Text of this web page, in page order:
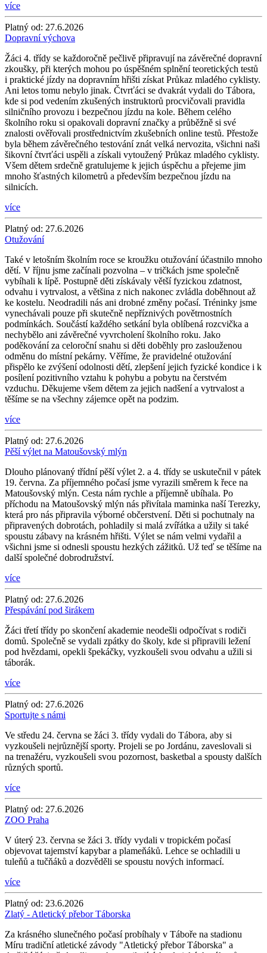
více
Platný od: 27.6.2026
Dopravní výchova
Žáci 4. třídy se každoročně pečlivě připravují na závěrečné dopravní
zkoušky, při kterých mohou po úspěšném splnění teoretických testů
i praktické jízdy na dopravním hřišti získat Průkaz mladého cyklisty.
Ani letos tomu nebylo jinak. Čtvrťáci se dvakrát vydali do Tábora,
kde si pod vedením zkušených instruktorů procvičovali pravidla
silničního provozu i bezpečnou jízdu na kole. Během celého
školního roku si opakovali dopravní značky a průběžně si své
znalosti ověřovali prostřednictvím zkušebních online testů. Přestože
byla během závěrečného testování znát velká nervozita, všichni naši
šikovní čtvrťáci uspěli a získali vytoužený Průkaz mladého cyklisty.
Všem dětem srdečně gratulujeme k jejich úspěchu a přejeme jim
mnoho šťastných kilometrů a především bezpečnou jízdu na
silnicích.
více
Platný od: 27.6.2026
Otužování
Také v letošním školním roce se kroužku otužování účastnilo mnoho
dětí. V říjnu jsme začínali pozvolna – v tričkách jsme společně
vybíhali k lípě. Postupně děti získávaly větší fyzickou zdatnost,
odvahu i vytrvalost, a většina z nich nakonec zvládla doběhnout až
ke kostelu. Neodradili nás ani drobné změny počasí. Tréninky jsme
vynechávali pouze při skutečně nepříznivých povětrnostních
podmínkách. Součástí každého setkání byla oblíbená rozcvička a
nechybělo ani závěrečné vyvrcholení školního roku. Jako
poděkování za celoroční snahu si děti doběhly pro zaslouženou
odměnu do místní pekárny. Věříme, že pravidelné otužování
přispělo ke zvýšení odolnosti dětí, zlepšení jejich fyzické kondice i k
posílení pozitivního vztahu k pohybu a pobytu na čerstvém
vzduchu. Děkujeme všem dětem za jejich nadšení a vytrvalost a
těšíme se na všechny zájemce opět na podzim.
více
Platný od: 27.6.2026
Pěší výlet na Matoušovský mlýn
Dlouho plánovaný třídní pěší výlet 2. a 4. třídy se uskutečnil v pátek
19. června. Za příjemného počasí jsme vyrazili směrem k řece na
Matoušovský mlýn. Cesta nám rychle a příjemně ubíhala. Po
příchodu na Matoušovský mlýn nás přivítala maminka naší Terezky,
která pro nás připravila výborné občerstvení. Děti si pochutnaly na
připravených dobrotách, pohladily si malá zvířátka a užily si také
spoustu zábavy na krásném hřišti. Výlet se nám velmi vydařil a
všichni jsme si odnesli spoustu hezkých zážitků. Už teď se těšíme na
další společné dobrodružství.
více
Platný od: 27.6.2026
Přespávání pod širákem
Žáci třetí třídy po skončení akademie neodešli odpočívat s rodiči
domů. Společně se vydali zpátky do školy, kde si připravili ležení
pod hvězdami, opekli špekáčky, vyzkoušeli svou odvahu a užili si
táborák.
více
Platný od: 27.6.2026
Sportujte s námi
Ve středu 24. června se žáci 3. třídy vydali do Tábora, aby si
vyzkoušeli nejrůznější sporty. Projeli se po Jordánu, zaveslovali si
na trenažéru, vyzkoušeli svou pozornost, basketbal a spousty dalších
různých sportů.
více
Platný od: 27.6.2026
ZOO Praha
V úterý 23. června se žáci 3. třídy vydali v tropickém počasí
objevovat tajemství kapybar a plameňáků. Lehce se ochladili u
tuleňů a tučňáků a dozvěděli se spoustu nových informací.
více
Platný od: 23.6.2026
Zlatý - Atletický přebor Táborska
Za krásného slunečného počasí probíhaly v Táboře na stadionu
Míru tradiční atletické závody "Atletický přebor Táborska" a